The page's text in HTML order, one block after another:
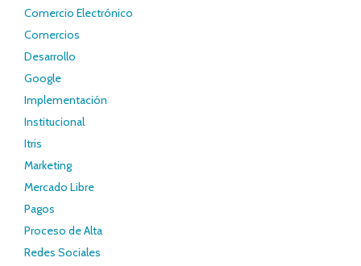
Comercio Electrónico
Comercios
Desarrollo
Google
Implementación
Institucional
Itris
Marketing
Mercado Libre
Pagos
Proceso de Alta
Redes Sociales